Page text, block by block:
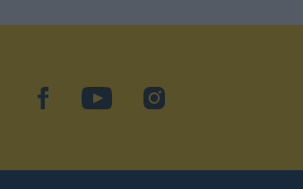
facebookYouTubeInstagram